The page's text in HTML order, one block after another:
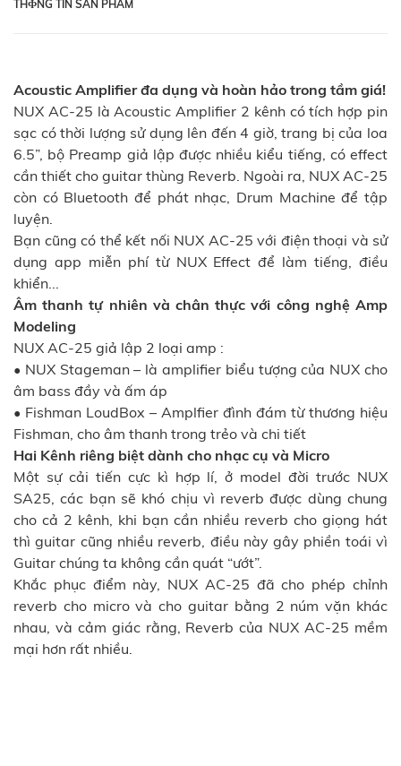
THФNG TIN SẢN PHẨM
Acoustic Amplifier đa dụng và hoàn hảo trong tầm giá!
NUX AC-25 là Acoustic Amplifier 2 kênh có tích hợp pin
sạc có thời lượng sử dụng lên đến 4 giờ, trang bị của loa
6.5”, bộ Preamp giả lập được nhiều kiểu tiếng, có effect
cần thiết cho guitar thùng Reverb. Ngoài ra, NUX AC-25
còn có Bluetooth để phát nhạc, Drum Machine để tập
luyện.
Bạn cũng có thể kết nối NUX AC-25 với điện thoại và sử
dụng app miễn phí từ NUX Effect để làm tiếng, điều
khiển...
Âm thanh tự nhiên và chân thực với công nghệ Amp
Modeling
NUX AC-25 giả lập 2 loại amp :
• NUX Stageman – là amplifier biểu tượng của NUX cho
âm bass đầy và ấm áp
• Fishman LoudBox – Amplfier đình đám từ thương hiệu
Fishman, cho âm thanh trong trẻo và chi tiết
Hai Kênh riêng biệt dành cho nhạc cụ và Micro
Một sự cải tiến cực kì hợp lí, ở model đời trước NUX
SA25, các bạn sẽ khó chịu vì reverb được dùng chung
cho cả 2 kênh, khi bạn cần nhiều reverb cho giọng hát
thì guitar cũng nhiều reverb, điều này gây phiền toái vì
Guitar chúng ta không cần quát “ướt”.
Khắc phục điểm này, NUX AC-25 đã cho phép chỉnh
reverb cho micro và cho guitar bằng 2 núm vặn khác
nhau, và cảm giác rằng, Reverb của NUX AC-25 mềm
mại hơn rất nhiều.